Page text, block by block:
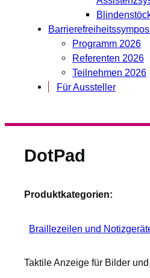
Programm 2026
Referenten 2026
Teilnehmen 2026
Für Aussteller
DotPad
Produktkategorien:
Braillezeilen und
Taktile Anzeige für Bilder und